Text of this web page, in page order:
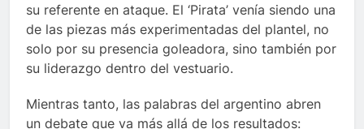
su referente en ataque. El ‘Pirata’ venía siendo una
de las piezas más experimentadas del plantel, no
solo por su presencia goleadora, sino también por
su liderazgo dentro del vestuario.
Mientras tanto, las palabras del argentino abren
un debate que va más allá de los resultados: